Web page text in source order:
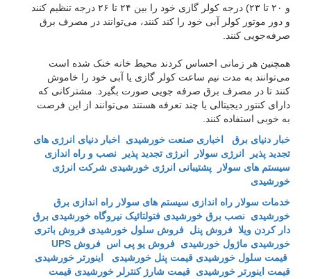
و ۲۰ تا ۲۳) درجه کولر گازی خود را بین ۲۴ تا ۲۶ درجه تنظیم کنند
و دور موتور کولر آبی خود را کند کنند، می‌توانند در مصرف برق
صرفه‌جویی کنند.
همچنین هر زمانی احساس کردند محیط خانه خنک شده است
می‌توانند به مدت نیم ساعت کولر گازی یا آبی خود را خاموش
کنند تا در مصرف برق صرفه جویی صورت بگیرد. مشترکانی که
دارای کنتور دیجیتالی یا چند تعرفه هستند می‌توانند از این فرصت
به خوبی استفاده کنند.
خبار دنیای برق
اخباری صنعت خورشیدی
اخبار دنیای انرژی های
تجدید پذیر
انرژی سولار انرژی تجدید پذیر
نصب و راه اندازی
سیستم های سولار
پشتیبانی انرژی خورشیدی شرکت انرژی
خورشیدی
خدمات سولار راه اندازی سیستم های سولار راه اندازی برق
خورشیدی نصب برق خورشیدی فتولتائیک نیروگاه خورشیدی برق
دار کردن ویلا فروش پنل فروش سلول خورشیدی فروش باتری
خورشیدی ماژول خورشیدی فروش یو پی اس فروش UPS
قیمت سلول خورشیدی قیمت پنل خورشیدی
اینورتر خورشیدی
قیمت اینورتر خورشیدی قیمت شارژ کنترلر خورشیدی قیمت